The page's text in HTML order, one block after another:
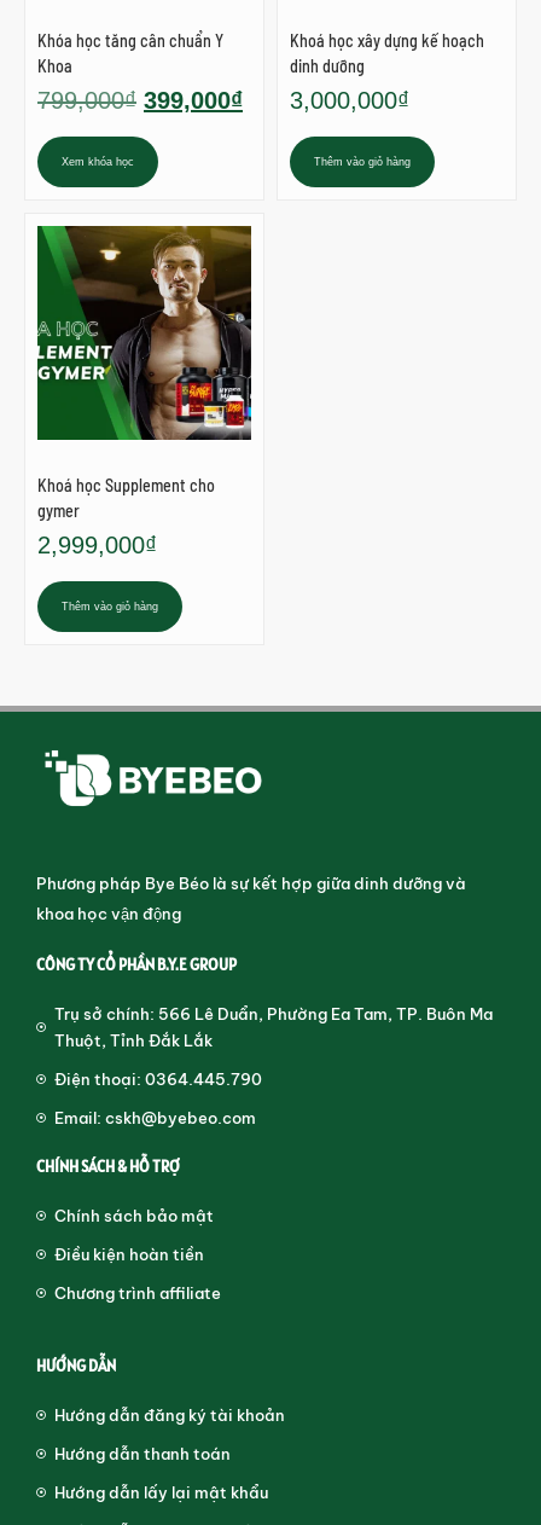
Khóa học tăng cân chuẩn Y
Khoa
799,000₫ 399,000₫
Xem khóa học
Khoá học xây dựng kế hoạch
dinh dưỡng
3,000,000₫
Thêm vào giỏ hàng
Khoá học Supplement cho
gymer
2,999,000₫
Thêm vào giỏ hàng
Phương pháp Bye Béo là sự kết hợp giữa dinh dưỡng và
khoa học vận động
CÔNG TY CỔ PHẦN B.Y.E GROUP
Trụ sở chính: 566 Lê Duẩn, Phường Ea Tam, TP. Buôn Ma
Thuột, Tỉnh Đắk Lắk
Điện thoại: 0364.445.790
Email: cskh@byebeo.com
CHÍNH SÁCH & HỖ TRỢ
Chính sách bảo mật
Điều kiện hoàn tiền
Chương trình affiliate
HƯỚNG DẪN
Hướng dẫn đăng ký tài khoản
Hướng dẫn thanh toán
Hướng dẫn lấy lại mật khẩu